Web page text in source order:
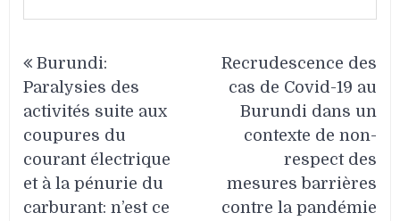
de
l’article
Burundi:
Paralysies des
activités suite aux
coupures du
courant électrique
et à la pénurie du
carburant: n’est ce
Recrudescence des
cas de Covid-19 au
Burundi dans un
contexte de non-
respect des
mesures barrières
contre la pandémie